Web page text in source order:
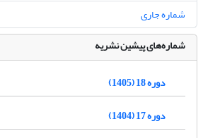
شماره جاری
شماره‌های پیشین نشریه
دوره 18 (1405)
دوره 17 (1404)